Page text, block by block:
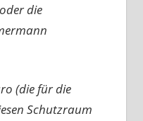
die
(die für die
Schutzraum